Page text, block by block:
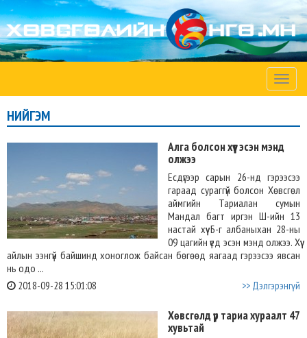
Toggle
НИЙГЭМ
Алга болсон хүүг эсэн мэнд
олжээ
Есдүгээр сарын 26-нд гэрээсээ
гараад сураггүй болсон Хөвсгөл
аймгийн Тариалан сумын
Мандал багт иргэн Ш-ийн 13
настай хүү Б-г албаныхан 28-ны
09 цагийн үед эсэн мэнд олжээ. Хүү
айлын ээнгүй байшинд хоноглож байсан бөгөөд яагаад гэрээсээ явсан
нь одо ...
2018-09-28 15:01:08 >> Дэлгэрэнгүй
Хөвсгөлд үр тариа хураалт 47
хувьтай